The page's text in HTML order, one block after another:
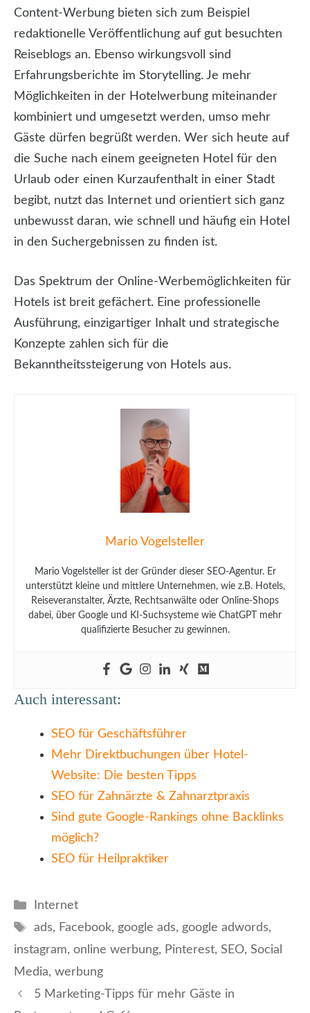
Content-Werbung bieten sich zum Beispiel
redaktionelle Veröffentlichung auf gut besuchten
Reiseblogs an. Ebenso wirkungsvoll sind
Erfahrungsberichte im Storytelling. Je mehr
Möglichkeiten in der Hotelwerbung miteinander
kombiniert und umgesetzt werden, umso mehr
Gäste dürfen begrüßt werden. Wer sich heute auf
die Suche nach einem geeigneten Hotel für den
Urlaub oder einen Kurzaufenthalt in einer Stadt
begibt, nutzt das Internet und orientiert sich ganz
unbewusst daran, wie schnell und häufig ein Hotel
in den Suchergebnissen zu finden ist.
Das Spektrum der Online-Werbemöglichkeiten für
Hotels ist breit gefächert. Eine professionelle
Ausführung, einzigartiger Inhalt und strategische
Konzepte zahlen sich für die
Bekanntheitssteigerung von Hotels aus.
Mario Vogelsteller
Mario Vogelsteller ist der Gründer dieser SEO-Agentur. Er
unterstützt kleine und mittlere Unternehmen, wie z.B. Hotels,
Reiseveranstalter, Ärzte, Rechtsanwälte oder Online-Shops
dabei, über Google und KI-Suchsysteme wie ChatGPT mehr
qualifizierte Besucher zu gewinnen.
Auch interessant:
SEO für Geschäftsführer
Mehr Direktbuchungen über Hotel-
Website: Die besten Tipps
SEO für Zahnärzte & Zahnarztpraxis
Sind gute Google-Rankings ohne Backlinks
möglich?
SEO für Heilpraktiker
Kategorien
Internet
Schlagwörter
ads, Facebook, google ads, google adwords,
instagram, online werbung, Pinterest, SEO, Social
Media, werbung
5 Marketing-Tipps für mehr Gäste in